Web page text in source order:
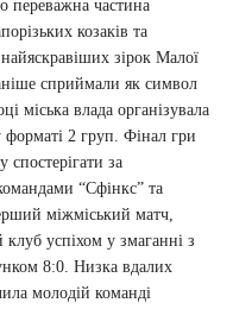
переважна частина
козаків та
зірок Малої
сприймали як символ
міська влада організувала
форматі 2 груп. Фінал гри
спостерігати за
“Сфінкс” та
міжміський матч,
успіхом у змаганні з
8:0. Низка вдалих
молодій команді